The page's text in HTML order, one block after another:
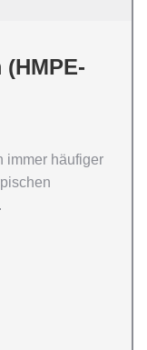
immer häufiger